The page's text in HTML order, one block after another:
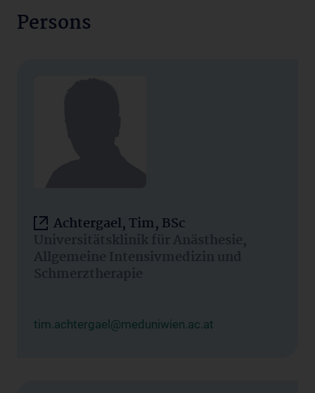
Persons
Achtergael, Tim, BSc
Universitätsklinik für Anästhesie,
Allgemeine Intensivmedizin und
Schmerztherapie
tim.achtergael@meduniwien.ac.at